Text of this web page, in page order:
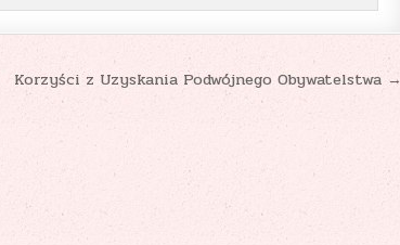
Korzyści z Uzyskania Podwójnego Obywatelstwa →